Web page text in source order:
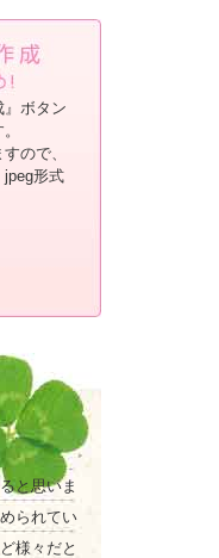
』ボタン
ので、
jpeg形式
と思いま
られてい
様々だと